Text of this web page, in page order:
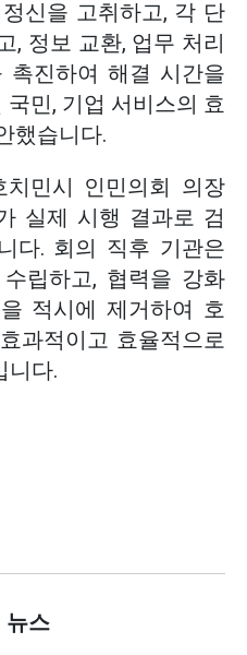
신을 고취하고, 각 단
, 정보 교환, 업무 처리
촉진하여 해결 시간을
민, 기업 서비스의 효
했습니다.
민시 인민의회 의장
실제 시행 결과로 검
다. 회의 직후 기관은
립하고, 협력을 강화
적시에 제거하여 호
과적이고 효율적으로
니다.
뉴스